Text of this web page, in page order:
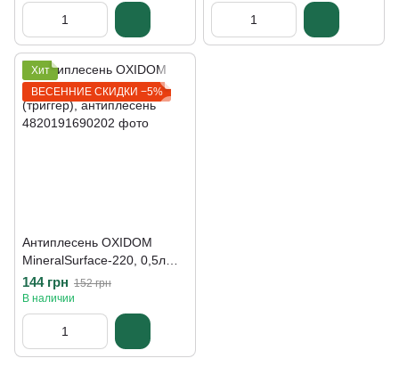
Хит
ВЕСЕННИЕ СКИДКИ −5%
Антиплесень OXIDOM
MineralSurface-220, 0,5л
(триггер), антиплесень
144 грн 152 грн
В наличии